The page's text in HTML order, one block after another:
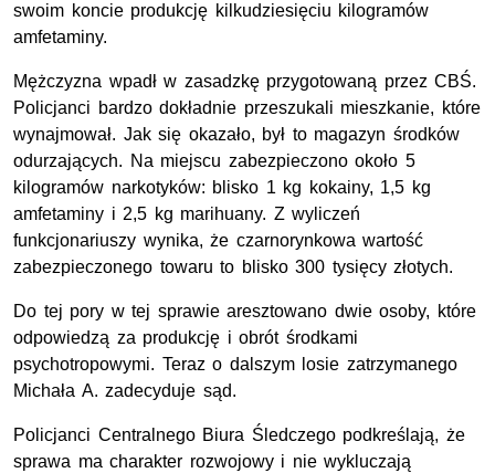
swoim koncie produkcję kilkudziesięciu kilogramów
amfetaminy.
Mężczyzna wpadł w zasadzkę przygotowaną przez CBŚ.
Policjanci bardzo dokładnie przeszukali mieszkanie, które
wynajmował. Jak się okazało, był to magazyn środków
odurzających. Na miejscu zabezpieczono około 5
kilogramów narkotyków: blisko 1 kg kokainy, 1,5 kg
amfetaminy i 2,5 kg marihuany. Z wyliczeń
funkcjonariuszy wynika, że czarnorynkowa wartość
zabezpieczonego towaru to blisko 300 tysięcy złotych.
Do tej pory w tej sprawie aresztowano dwie osoby, które
odpowiedzą za produkcję i obrót środkami
psychotropowymi. Teraz o dalszym losie zatrzymanego
Michała A. zadecyduje sąd.
Policjanci Centralnego Biura Śledczego podkreślają, że
sprawa ma charakter rozwojowy i nie wykluczają